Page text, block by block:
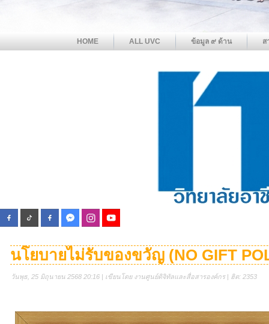
HOME ALL UVC ข้อมูล ๙ ด้าน ส
นโยบายไม่รับของขวัญ (NO GIFT
วันพุธ, 25 มิถุนายน 2568 20:16 | เขียนโดย งานศูนย์ดิจิทัลและสื่อสารองค์กร | ฮิต: 2353